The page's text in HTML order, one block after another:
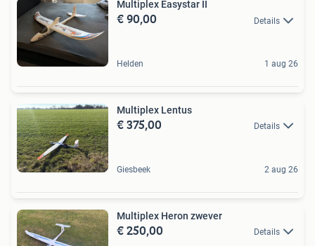
Multiplex Easystar II
€ 90,00 Details
Helden 1 aug 26
Multiplex Lentus
€ 375,00 Details
Giesbeek 2 aug 26
Multiplex Heron zwever
€ 250,00 Details